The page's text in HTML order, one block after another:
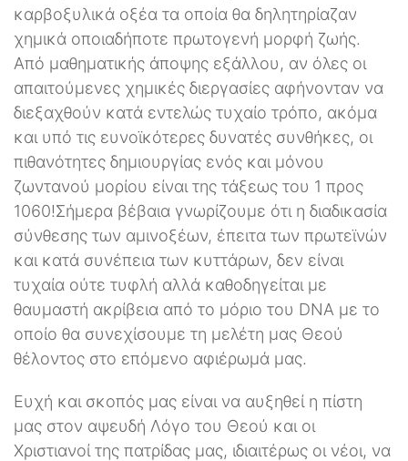
καρβοξυλικά οξέα τα οποία θα δηλητηρίαζαν
χημικά οποιαδήποτε πρωτογενή μορφή ζωής.
Από μαθηματικής άποψης εξάλλου, αν όλες οι
απαιτούμενες χημικές διεργασίες αφήνονταν να
διεξαχθούν κατά εντελώς τυχαίο τρόπο, ακόμα
και υπό τις ευνοϊκότερες δυνατές συνθήκες, οι
πιθανότητες δημιουργίας ενός και μόνου
ζωντανού μορίου είναι της τάξεως του 1 προς
1060!Σήμερα βέβαια γνωρίζουμε ότι η διαδικασία
σύνθεσης των αμινοξέων, έπειτα των πρωτεϊνών
και κατά συνέπεια των κυττάρων, δεν είναι
τυχαία ούτε τυφλή αλλά καθοδηγείται με
θαυμαστή ακρίβεια από το μόριο του DNA με το
οποίο θα συνεχίσουμε τη μελέτη μας Θεού
θέλοντος στο επόμενο αφιέρωμά μας.
Ευχή και σκοπός μας είναι να αυξηθεί η πίστη
μας στον αψευδή Λόγο του Θεού και οι
Χριστιανοί της πατρίδας μας, ιδιαιτέρως οι νέοι, να